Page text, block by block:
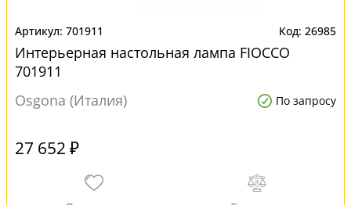
701911 26985
Интерьерная настольная лампа FIOCCO
701911
Osgona (Италия)
По запросу
27 652 ₽